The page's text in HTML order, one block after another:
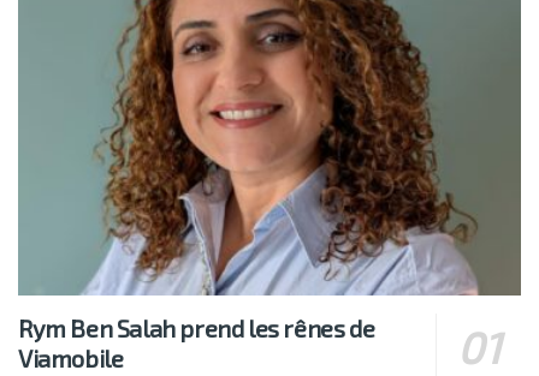
Rym Ben Salah prend les rênes de
Viamobile